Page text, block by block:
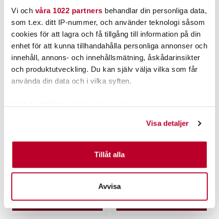
Vi och våra 1022 partners behandlar din personliga data,
som t.ex. ditt IP-nummer, och använder teknologi såsom
cookies för att lagra och få tillgång till information på din
enhet för att kunna tillhandahålla personliga annonser och
innehåll, annons- och innehållsmätning, åskådarinsikter
och produktutveckling. Du kan själv välja vilka som får
använda din data och i vilka syften.
Identifiera din enhet genom att aktivt skanna den för
specifika kännetecken (fingeravtryck)
Ta reda på mer om hur dina personliga uppgifter
Du kan ändra eller dra tillbaka ditt samtycke när som
helst från cookie-förklaringen.
Visa detaljer
Tillåt alla
Avvisa
ANDRA TITTADE OCKSÅ PÅ
19,00 krTidigare pris:
35,00 kr
35,00 kr
LÄS MER
Kundklubbpris!
RAM
Pris:1 099,00 kr
1 099,00 kr
LÄGG I VARUKORGEN